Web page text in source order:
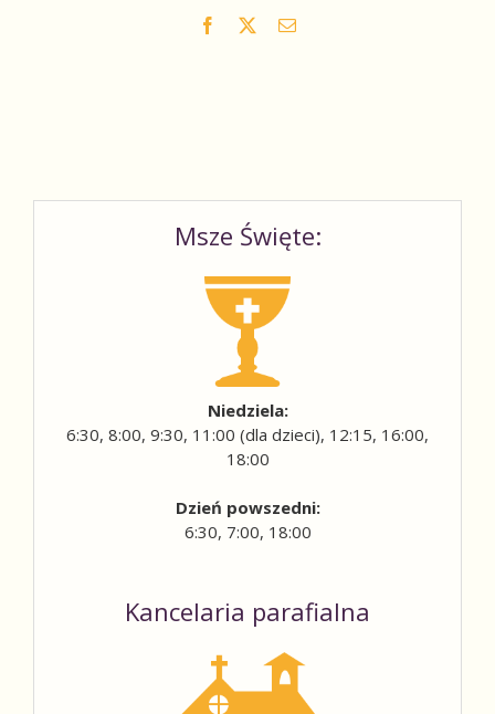
Facebook Email
Msze Święte:
Niedziela:
6:30, 8:00, 9:30, 11:00 (dla dzieci), 12:15, 16:00,
18:00
Dzień powszedni:
6:30, 7:00, 18:00
Kancelaria parafialna